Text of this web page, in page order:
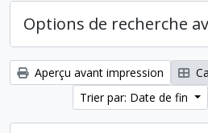
Options de recherche
Aperçu avant impression
Trier par: Date de fin